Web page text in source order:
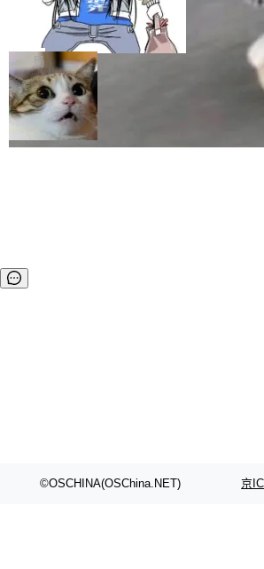
b 安装 支持 Java 8+（8~26）、macOS /
x / Windows / Harmony PC。 # macOS /
x / Harmony PC curl -fsSL https://
r.org/solon...
个文件，其规模远超单次模型调用可承载的上
文窗口。随着项目规模的持续扩张与代码历
不断累积，代码仓中的模块关系、接口契约
务逻辑等关键信息往往分散于数十乃至数百
件之中，形成高度复杂的知识关联网络。传
代码检索手段（如关键词匹配、目录遍历）仅
在语法层面完成文本定位，难以触及代码的语
一条“删库”命令跑 17 小时，算法工程
师删光 89TB 数据只为干私活
最高人民检察院8月4日公布了一起案件：北
名90后算法工程师王某，为了给自己接的私
服务器空间，删光了公司AI游戏部门的全部
数据。 王某2024年1月入职东城区某科技公
短剧部门，有互联网大厂背景。在公司内部架
调整期间，部门三次通知全员将数据从A集群
发现异常并中止进程时，89TB数据已经没了
删掉的是AI游戏部门的全部开发文件，包括公
局
©OSCHINA(OSChina.NET) 京